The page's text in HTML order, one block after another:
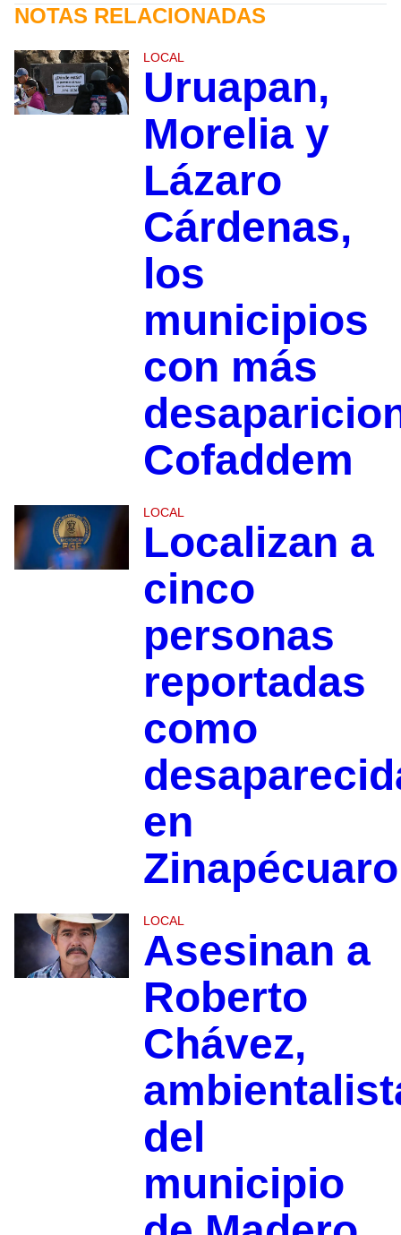
NOTAS RELACIONADAS
LOCAL
Uruapan,
Morelia y
Lázaro
Cárdenas,
los
municipios
con más
Cofaddem
LOCAL
Localizan a
cinco
personas
reportadas
como
en
Zinapécuaro
LOCAL
Asesinan a
Roberto
Chávez,
del
municipio